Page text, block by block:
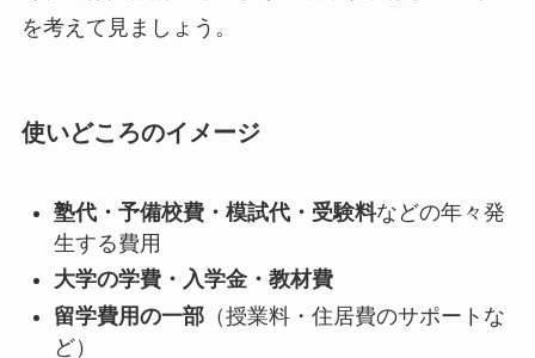
を考えて見ましょう。
使いどころのイメージ
塾代・予備校費・模試代・受験料などの年々発
生する費用
大学の学費・入学金・教材費
留学費用の一部（授業料・住居費のサポートな
ど）